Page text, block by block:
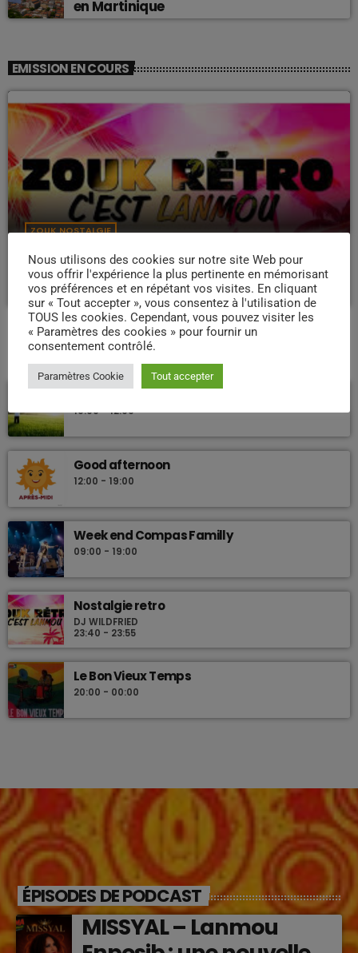
en Martinique
EMISSION EN COURS
ZOUK NOSTALGIE
Nostalgie retro
19:00 - 22:00 more_vert
Nostalgie retro
Dj Wildfried
Les plus beaux Zouk des années 80
10:00 - 12:00
Good afternoon
12:00 - 19:00
Week end Compas Familly
09:00 - 19:00
Nostalgie retro
DJ WILDFRIED
23:40 - 23:55
Le Bon Vieux Temps
20:00 - 00:00
ÉPISODES DE PODCAST
MISSYAL – Lanmou
Nous utilisons des cookies sur notre site Web pour
vous offrir l'expérience la plus pertinente en mémorisant
vos préférences et en répétant vos visites. En cliquant
sur « Tout accepter », vous consentez à l'utilisation de
TOUS les cookies. Cependant, vous pouvez visiter les
« Paramètres des cookies » pour fournir un
consentement contrôlé.
Paramètres Cookie Tout accepter